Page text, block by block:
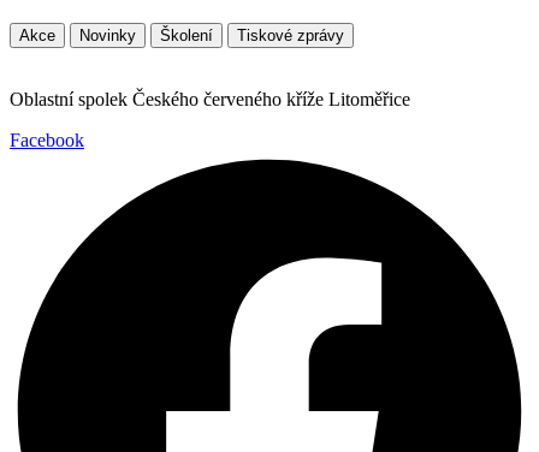
Akce Novinky Školení Tiskové zprávy
Oblastní spolek Českého červeného kříže Litoměřice
Facebook